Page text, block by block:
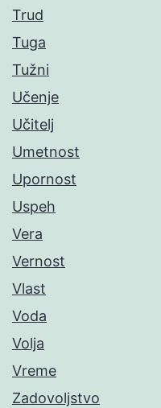
Trud
Tuga
Tužni
Učenje
Učitelj
Umetnost
Upornost
Uspeh
Vera
Vernost
Vlast
Voda
Volja
Vreme
Zadovoljstvo